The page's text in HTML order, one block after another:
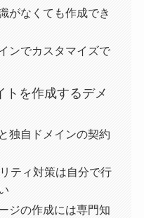
がなくても作成でき
ンでカスタマイズで
トを作成するデメ
独自ドメインの契約
ティ対策は自分で行
ジの作成には専門知